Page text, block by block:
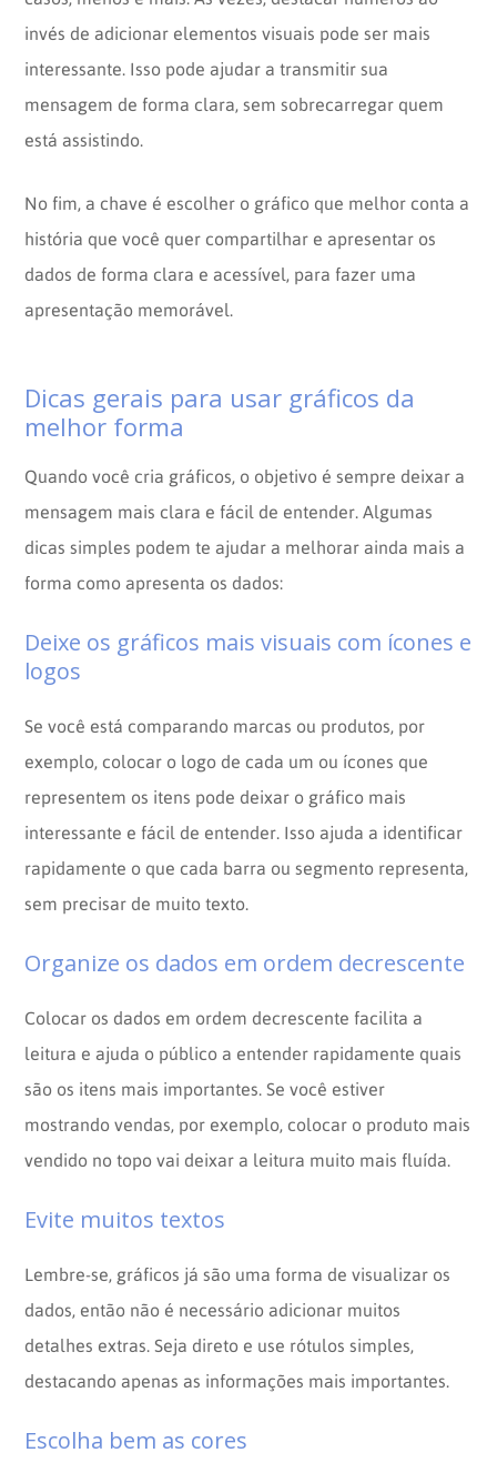
invés de adicionar elementos visuais pode ser mais
interessante. Isso pode ajudar a transmitir sua
mensagem de forma clara, sem sobrecarregar quem
está assistindo.
No fim, a chave é escolher o gráfico que melhor conta a
história que você quer compartilhar e apresentar os
dados de forma clara e acessível, para fazer uma
apresentação memorável.
Dicas gerais para usar gráficos da
melhor forma
Quando você cria gráficos, o objetivo é sempre deixar a
mensagem mais clara e fácil de entender. Algumas
dicas simples podem te ajudar a melhorar ainda mais a
forma como apresenta os dados:
Deixe os gráficos mais visuais com ícones e
logos
Se você está comparando marcas ou produtos, por
exemplo, colocar o logo de cada um ou ícones que
representem os itens pode deixar o gráfico mais
interessante e fácil de entender. Isso ajuda a identificar
rapidamente o que cada barra ou segmento representa,
sem precisar de muito texto.
Organize os dados em ordem decrescente
Colocar os dados em ordem decrescente facilita a
leitura e ajuda o público a entender rapidamente quais
são os itens mais importantes. Se você estiver
mostrando vendas, por exemplo, colocar o produto mais
vendido no topo vai deixar a leitura muito mais fluída.
Evite muitos textos
Lembre-se, gráficos já são uma forma de visualizar os
dados, então não é necessário adicionar muitos
detalhes extras. Seja direto e use rótulos simples,
destacando apenas as informações mais importantes.
Escolha bem as cores